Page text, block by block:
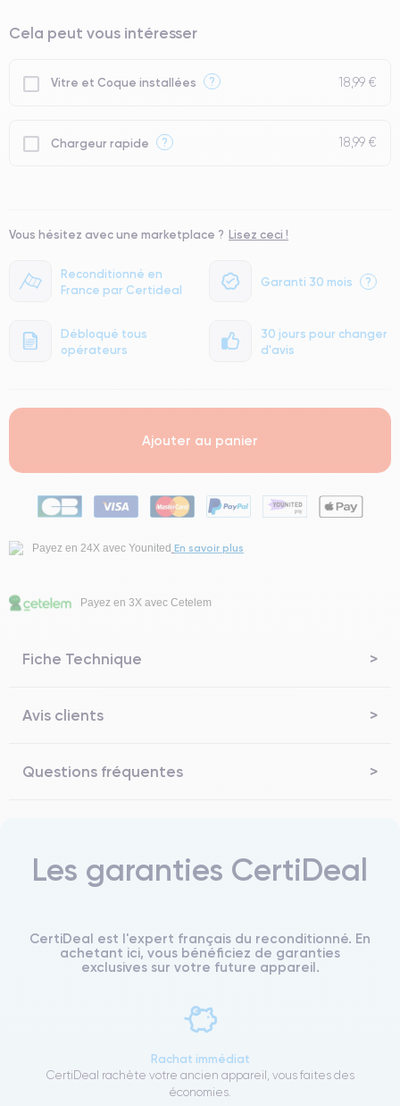
Reconditionné en
France par Certideal
Garanti 30 mois ?
Débloqué tous
opérateurs
30 jours pour changer
d'avis
Cela peut vous intéresser
Vitre et Coque installées ? 18,99 €
Chargeur rapide ? 18,99 €
Vous hésitez avec une marketplace ? Lisez ceci !
Ajouter au panier
Payez en 24X avec Younited En savoir plus
Payez en 3X avec Cetelem
Fiche Technique
Avis clients
Questions fréquentes
Les garanties CertiDeal
CertiDeal est l'expert français du reconditionné. En
achetant ici, vous bénéficiez de garanties
exclusives sur votre future appareil.
Rachat immédiat
CertiDeal rachète votre ancien appareil, vous faites des
économies.